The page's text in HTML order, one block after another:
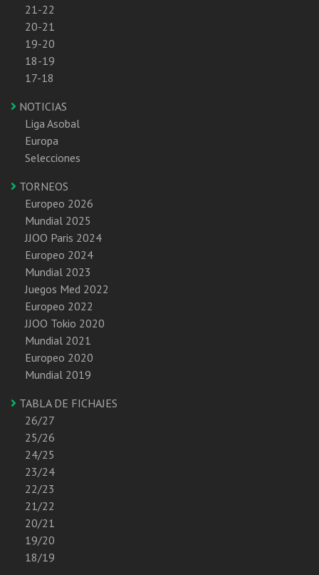
21-22
20-21
19-20
18-19
17-18
NOTICIAS
Liga Asobal
Europa
Selecciones
TORNEOS
Europeo 2026
Mundial 2025
JJOO Paris 2024
Europeo 2024
Mundial 2023
Juegos Med 2022
Europeo 2022
JJOO Tokio 2020
Mundial 2021
Europeo 2020
Mundial 2019
TABLA DE FICHAJES
26/27
25/26
24/25
23/24
22/23
21/22
20/21
19/20
18/19